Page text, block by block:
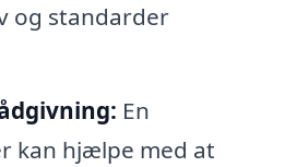
og standarder
En
kan hjælpe med at